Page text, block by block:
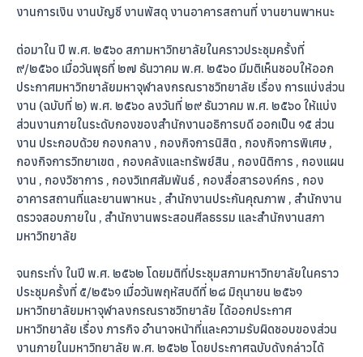
งานการเงิน งานบัญชี งานพัสดุ งานอาคารสถานที่ งานยานพาหนะ
ต่อมาใน ปี พ.ศ. ๒๕๖๐ สภามหาวิทยาลัยในคราวประชุมครั้งที่
๙/๒๕๖๐ เมื่อวันพุธที่ ๒๗ ธันวาคม พ.ศ. ๒๕๖๐ มีมติเห็นชอบให้ออก
ประกาศมหาวิทยาลัยมหาจุฬาลงกรณราชวิทยาลัย เรื่อง การแบ่งส่วน
งาน (ฉบับที่ ๒) พ.ศ. ๒๕๖๐ ลงวันที่ ๒๙ ธันวาคม พ.ศ. ๒๕๖๐ ให้แบ่ง
ส่วนงานภายในระดับกองของสำนักงานอธิการบดี ออกเป็น ๑๕ ส่วน
งาน ประกอบด้วย กองกลาง , กองกิจการนิสิต , กองกิจการพิเศษ ,
กองกิจการวิทยาเขต , กองคลังและทรัพย์สิน , กองนิติการ , กองแผน
งาน , กองวิชาการ , กองวิเทศสัมพันธ์ , กองสื่อสารองค์กร , กอง
อาคารสถานที่และยานพาหนะ , สำนักงานประกันคุณภาพ , สำนักงาน
ตรวจสอบภายใน , สำนักงานพระสอนศีลธรรม และสำนักงานสภา
มหาวิทยาลัย
จนกระทั่ง ในปี พ.ศ. ๒๕๖๒ โดยมติที่ประชุมสภามหาวิทยาลัยในคราว
ประชุมครั้งที่ ๕/๒๕๖๑ เมื่อวันพฤหัสบดีที่ ๒๘ มิถุนายน ๒๕๖๑
มหาวิทยาลัยมหาจุฬาลงกรณราชวิทยาลัย ได้ออกประกาศ
มหาวิทยาลัย เรื่อง ภารกิจ อำนาจหน้าที่และความรับผิดชอบของส่วน
งานภายในมหาวิทยาลัย พ.ศ. ๒๕๖๒ โดยประกาศฉบับดังกล่าวได้